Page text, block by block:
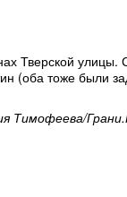
Тверской
(оба тоже были
Тимофеева/